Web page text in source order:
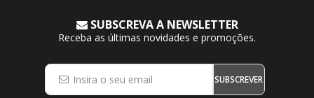
SUBSCREVA A NEWSLETTER
Receba as últimas novidades e promoções.
SUBSCREVER